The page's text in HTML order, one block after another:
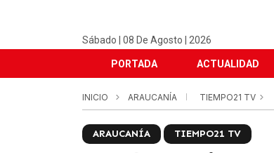
Sábado | 08 De Agosto | 2026
PORTADA ACTUALIDAD
INICIO ARAUCANÍA TIEMPO21 TV
ARAUCANÍA TIEMPO21 TV